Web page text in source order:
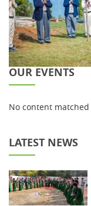
OUR EVENTS
No content
LATEST NEWS